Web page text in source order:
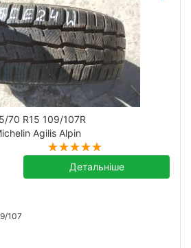
70 R15 109/107R
Agilis Alpin
Детальніше
107